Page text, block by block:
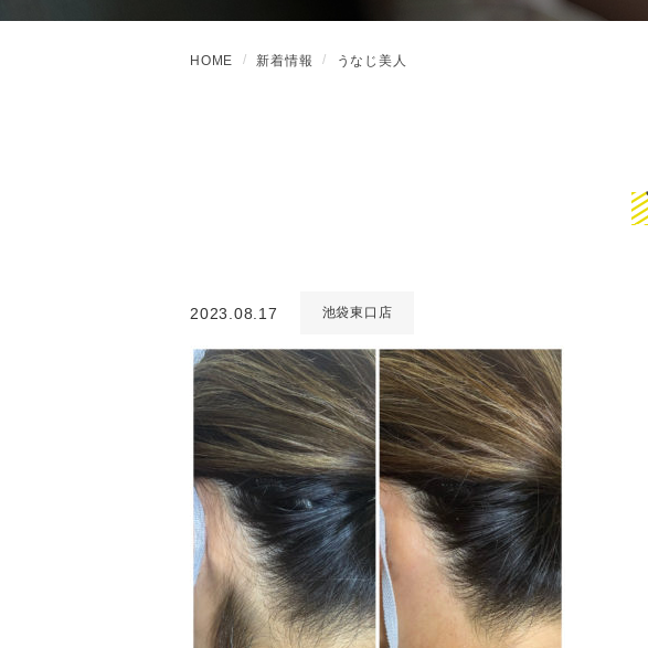
HOME 新着情報 うなじ美人
2023.08.17 池袋東口店